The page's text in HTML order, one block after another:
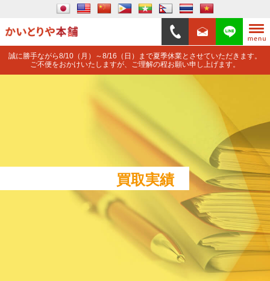
誠に勝手ながら8/10（月）～8/16（日）まで夏季休業とさせていただきます。
ご不便をおかけいたしますが、ご理解の程お願い申し上げます。
買取実績